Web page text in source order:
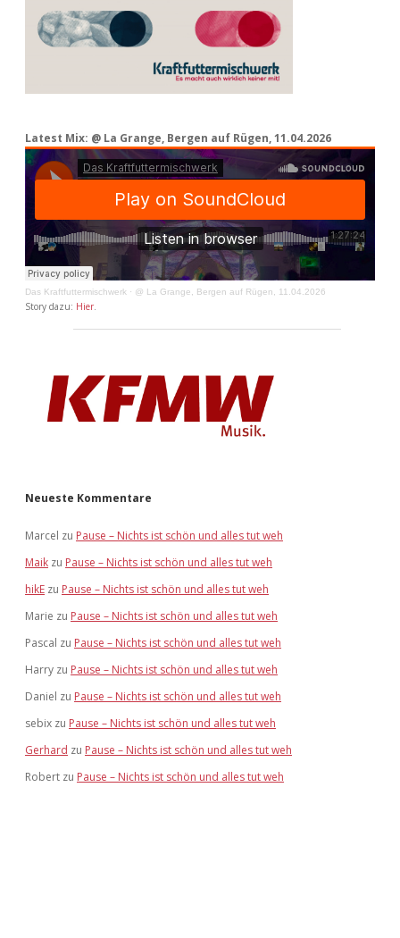
Latest Mix: @ La Grange, Bergen auf Rügen, 11.04.2026
Das Kraftfuttermischwerk · @ La Grange, Bergen auf Rügen, 11.04.2026
Story dazu: Hier
Neueste Kommentare
Marcel zu Pause – Nichts ist schön und alles tut weh
Maik zu Pause – Nichts ist schön und alles tut weh
hikE zu Pause – Nichts ist schön und alles tut weh
Marie zu Pause – Nichts ist schön und alles tut weh
Pascal zu Pause – Nichts ist schön und alles tut weh
Harry zu Pause – Nichts ist schön und alles tut weh
Daniel zu Pause – Nichts ist schön und alles tut weh
sebix zu Pause – Nichts ist schön und alles tut weh
Gerhard zu Pause – Nichts ist schön und alles tut weh
Robert zu Pause – Nichts ist schön und alles tut weh